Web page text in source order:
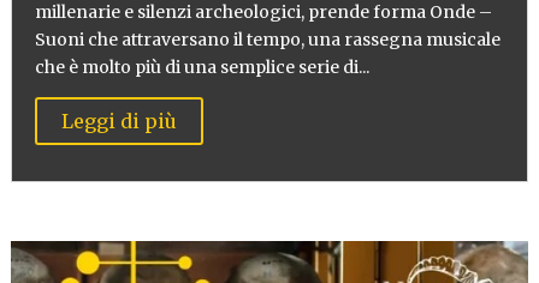
millenarie e silenzi archeologici, prende forma Onde –
Suoni che attraversano il tempo, una rassegna musicale
che è molto più di una semplice serie di...
Leggi di più